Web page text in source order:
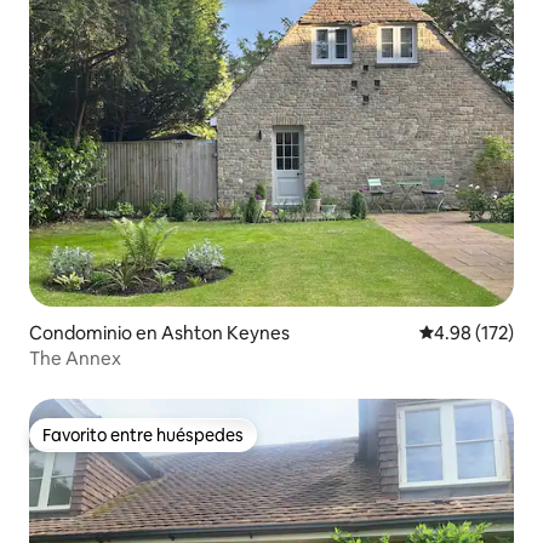
Condominio en Ashton Keynes Calificación
4.98 (172)
The Annex
Favorito entre huéspedes
Favorito entre huéspedes